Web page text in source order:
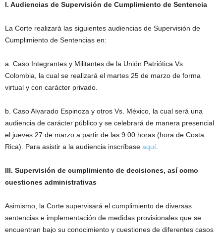
I. Audiencias de Supervisión de Cumplimiento de Sentencia
La Corte realizará las siguientes audiencias de Supervisión de
Cumplimiento de Sentencias en:
a. Caso Integrantes y Militantes de la Unión Patriótica Vs.
Colombia, la cual se realizará el martes 25 de marzo de forma
virtual y con carácter privado.
b. Caso Alvarado Espinoza y otros Vs. México, la cual será una
audiencia de carácter público y se celebrará de manera presencial
el jueves 27 de marzo a partir de las 9:00 horas (hora de Costa
Rica). Para asistir a la audiencia inscríbase aquí
III. Supervisión de cumplimiento de decisiones, así como
cuestiones administrativas
Asimismo, la Corte supervisará el cumplimiento de diversas
sentencias e implementación de medidas provisionales que se
encuentran bajo su conocimiento y cuestiones de diferentes casos